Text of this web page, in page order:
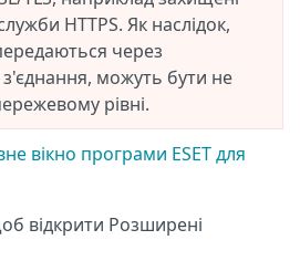
HTTPS. Як наслідок,
через
можуть бути не
рівні.
вікно програми ESET для
відкрити Розширені